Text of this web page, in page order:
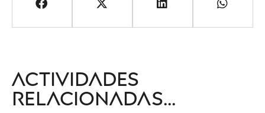
Actividades
relacionadas...